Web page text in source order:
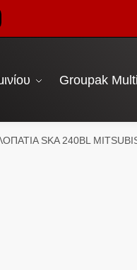
Groupak
SKA 240BL